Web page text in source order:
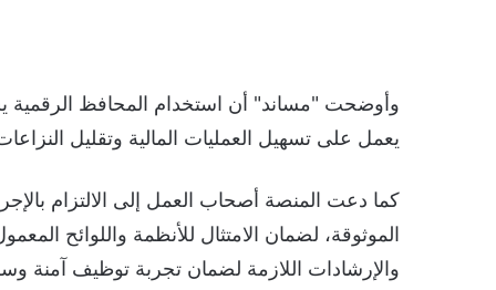
وأوضحت "مساند" أن استخدام المحافظ الرقمية
يعمل على تسهيل العمليات المالية وتقليل
كما دعت المنصة أصحاب العمل إلى الالتزام
الموثوقة، لضمان الامتثال للأنظمة واللوائح
والإرشادات اللازمة لضمان تجربة توظيف آمنة